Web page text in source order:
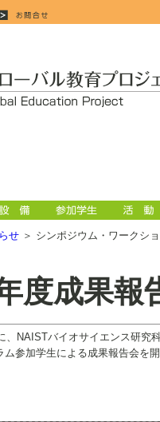
せ ＞ シンポジウム・ワークシ
度成果報
、NAISTバイオサイエンス研究
ム参加学生による成果報告会を